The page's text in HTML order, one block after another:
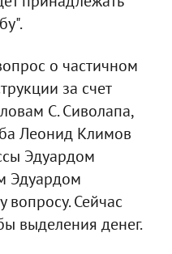
о частичном
за счет
С. Сиволапа,
Леонид Климов
Эдуардом
Эдуардом
Сейчас
выделения денег.